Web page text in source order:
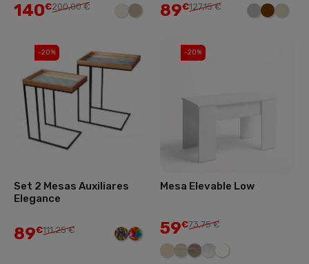
140€200,00 € 89€127,15 €
Set 2 Mesas Auxiliares
Elegance
89€111,25 €
-20%
Mesa Elevable Low
59€73,75 €
-20%